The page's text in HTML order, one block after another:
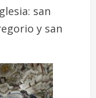
san
y san